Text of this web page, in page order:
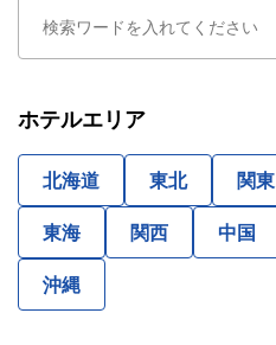
ホテルエリア
北海道 東北 関東
東海
関西 中国
沖縄